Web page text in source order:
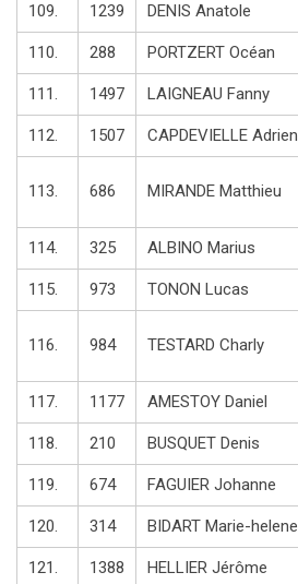
109. 1239 DENIS Anatole
110. 288 PORTZERT Océan
111. 1497 LAIGNEAU Fanny
112. 1507 CAPDEVIELLE Adrien
113. 686 MIRANDE Matthieu
114. 325 ALBINO Marius
115. 973 TONON Lucas
116. 984 TESTARD Charly
117. 1177 AMESTOY Daniel
118. 210 BUSQUET Denis
119. 674 FAGUIER Johanne
120. 314 BIDART Marie-helene
121. 1388 HELLIER Jérôme